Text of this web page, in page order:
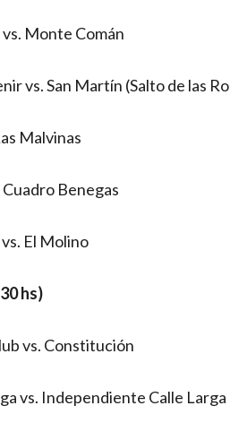
Monte Comán
vs. San Martín (Salto de las
Malvinas
Benegas
El Molino
hs)
vs. Constitución
vs. Independiente Calle Larga